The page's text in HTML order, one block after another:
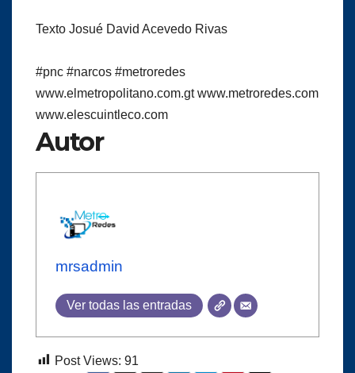
Texto Josué David Acevedo Rivas
#pnc #narcos #metroredes
www.elmetropolitano.com.gt www.metroredes.com
www.elescuintleco.com
Autor
mrsadmin
Ver todas las entradas
Post Views: 91